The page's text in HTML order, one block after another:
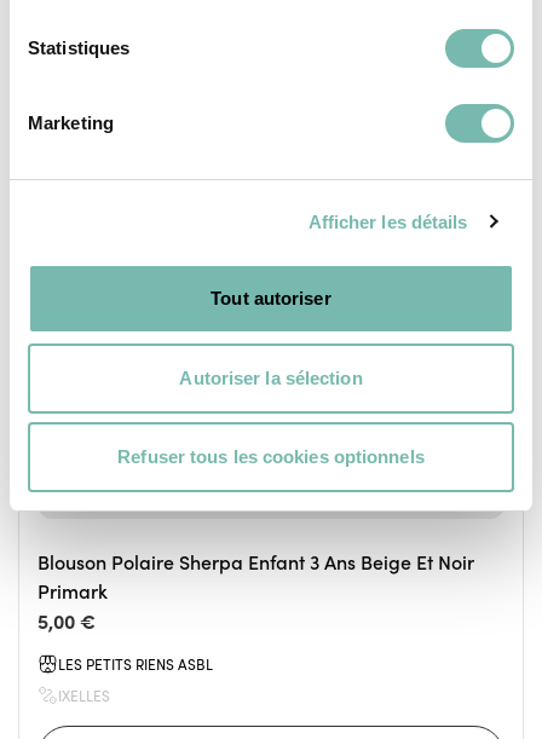
Statistiques
Marketing
Afficher les détails
Tout autoriser
Autoriser la sélection
Refuser tous les cookies optionnels
Blouson Polaire Sherpa Enfant 3 Ans Beige Et Noir
Primark
5,00 €
LES PETITS RIENS ASBL
IXELLES